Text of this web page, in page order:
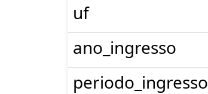
uf
ano_ingresso
periodo_ingresso